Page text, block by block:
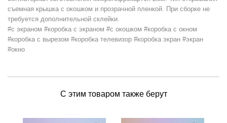
съемная крышка с окошком и прозрачной пленкой. При сборке не
требуется дополнительной склейки.
#с экраном #коробка с экраном #с окошком #коробка с окном
#коробка с вырезом #коробка телевизор #коробка экран #экран
#окно
С этим товаром также берут